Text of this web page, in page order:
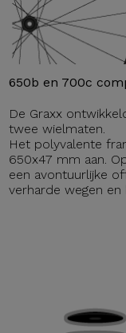
650b en 700c
De Graxx
twee wielmaten.
Het polyvalente
650x47 mm aan.
een avontuurlijke
verharde wegen